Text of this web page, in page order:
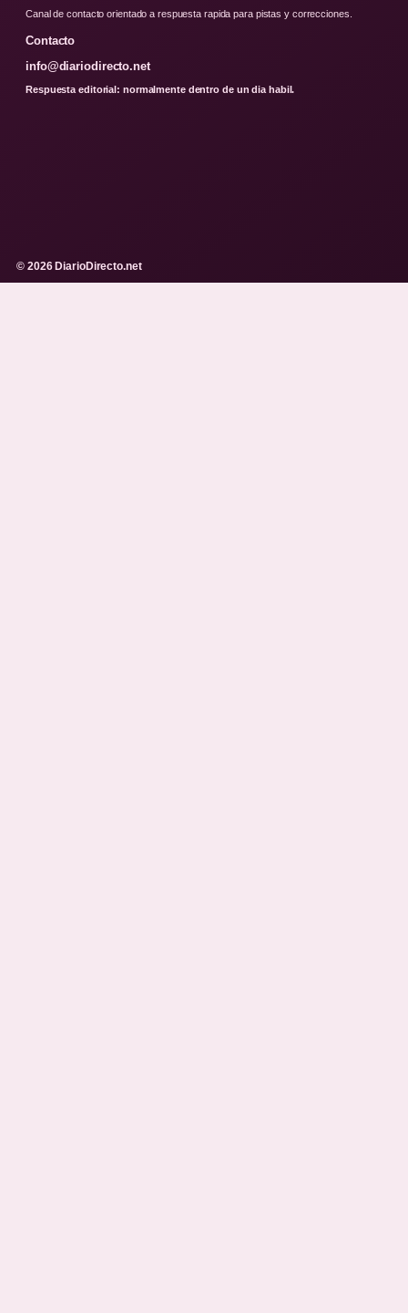
Canal de contacto orientado a respuesta rapida para pistas y correcciones.
Contacto
info@diariodirecto.net
Respuesta editorial: normalmente dentro de un dia habil.
© 2026 DiarioDirecto.net